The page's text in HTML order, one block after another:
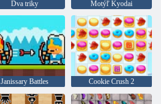
Dva triky Motýľ Kyodai
Janissary Battles Cookie Crush 2